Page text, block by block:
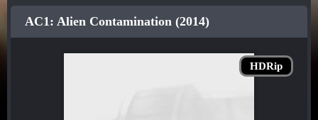
HDRip
AC1: Alien Contamination (2014)